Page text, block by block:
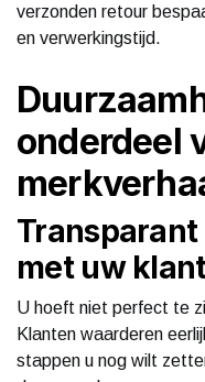
verzonden retour
en verwerkingstijd.
onderdeel
met uw
U hoeft niet perfect te
Klanten waarderen
stappen u nog wilt